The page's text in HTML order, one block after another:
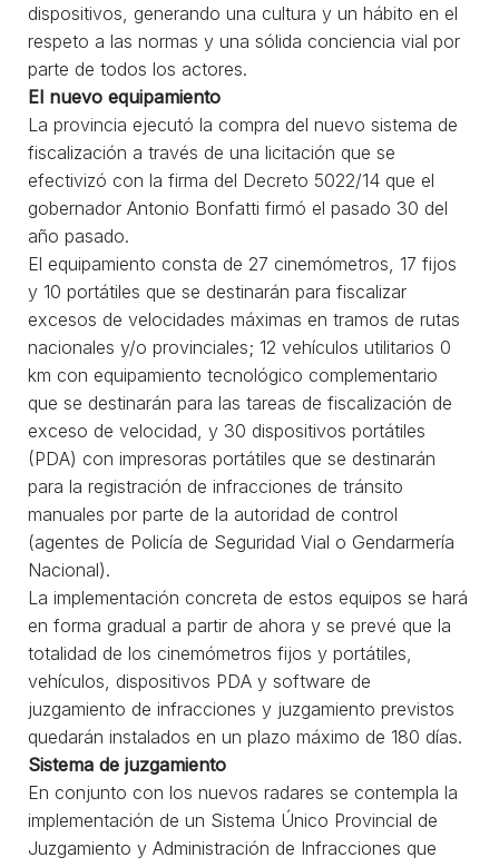
dispositivos, generando una cultura y un hábito en el
respeto a las normas y una sólida conciencia vial por
parte de todos los actores.
El nuevo equipamiento
La provincia ejecutó la compra del nuevo sistema de
fiscalización a través de una licitación que se
efectivizó con la firma del Decreto 5022/14 que el
gobernador Antonio Bonfatti firmó el pasado 30 del
año pasado.
El equipamiento consta de 27 cinemómetros, 17 fijos
y 10 portátiles que se destinarán para fiscalizar
excesos de velocidades máximas en tramos de rutas
nacionales y/o provinciales; 12 vehículos utilitarios 0
km con equipamiento tecnológico complementario
que se destinarán para las tareas de fiscalización de
exceso de velocidad, y 30 dispositivos portátiles
(PDA) con impresoras portátiles que se destinarán
para la registración de infracciones de tránsito
manuales por parte de la autoridad de control
(agentes de Policía de Seguridad Vial o Gendarmería
Nacional).
La implementación concreta de estos equipos se hará
en forma gradual a partir de ahora y se prevé que la
totalidad de los cinemómetros fijos y portátiles,
vehículos, dispositivos PDA y software de
juzgamiento de infracciones y juzgamiento previstos
quedarán instalados en un plazo máximo de 180 días.
Sistema de juzgamiento
En conjunto con los nuevos radares se contempla la
implementación de un Sistema Único Provincial de
Juzgamiento y Administración de Infracciones que